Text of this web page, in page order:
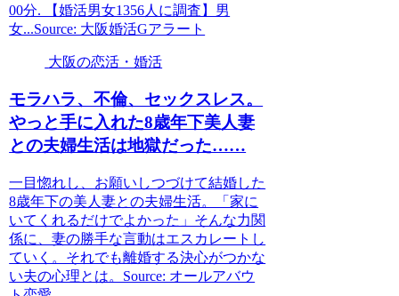
00分. 【婚活男女1356人に調査】男
女...Source: 大阪婚活Gアラート
大阪の恋活・婚活
モラハラ、不倫、セックスレス。
やっと手に入れた8歳年下美人妻
との夫婦生活は地獄だった……
一目惚れし、お願いしつづけて結婚した
8歳年下の美人妻との夫婦生活。「家に
いてくれるだけでよかった」そんな力関
係に、妻の勝手な言動はエスカレートし
ていく。それでも離婚する決心がつかな
い夫の心理とは。Source: オールアバウ